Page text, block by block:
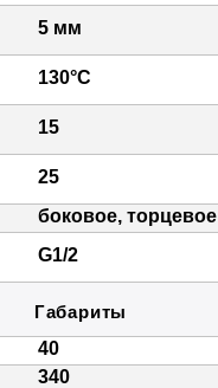
5 мм
130°C
15
25
боковое, торцевое
G1/2
Габариты
40
340